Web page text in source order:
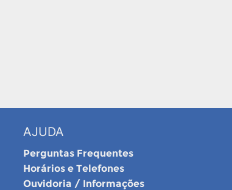
AJUDA
Perguntas Frequentes
Horários e Telefones
Ouvidoria / Informações